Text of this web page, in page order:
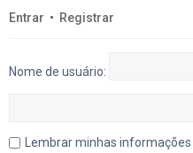
Entrar • Registrar
Nome de usuário:
Lembrar minhas informações